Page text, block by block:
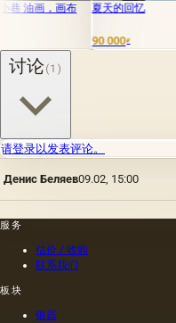
天的回忆
讨论(1)
请登录以发表评论。
Денис Беляев09.02, 15:00
服务
估价 / 收购
联系我们
板块
银器